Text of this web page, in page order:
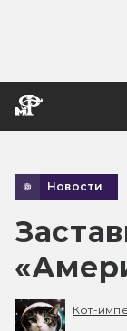
Новости
Кот-